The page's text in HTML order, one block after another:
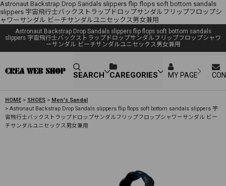
Astronaut Backstrap Drop Sandals slippers flip flops soft bottom sandals
slippers 宇宙飛行士バックストラップドロップサンダルフリップフロップシ
ャワーサンダル ビーチサンダルユニセックス男女兼用
Astronaut Backstrap Drop Sandals slippers flip flops soft bottom sandals
slippers 宇宙飛行士バックストラップドロップサンダルフリップフロップシャワ
ーサンダル ビーチサンダルユニセックス男女兼用
SEARCH CAREGORIES MY PAGE
HOME > SHOES > Men's Sandal
> Astronaut Backstrap Drop Sandals slippers flip flops soft bottom sandals slippers 宇
宙飛行士バックストラップドロップサンダルフリップフロップシャワーサンダル ビー
チサンダルユニセックス男女兼用